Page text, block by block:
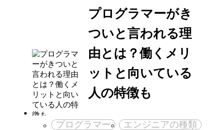
プログラマーがき
ついと言われる理
由とは？働くメリ
ットと向いている
人の特徴も
プログラマー エンジニアの種類